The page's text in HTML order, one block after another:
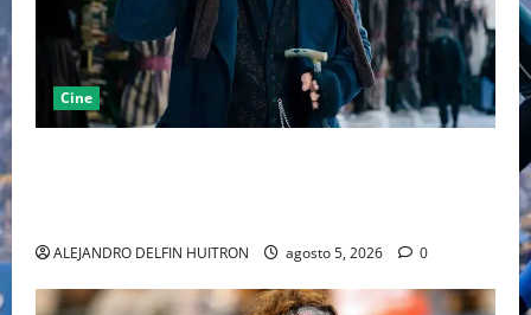
Cine
ALEJANDRO DELFIN HUITRON agosto 5, 2026 0